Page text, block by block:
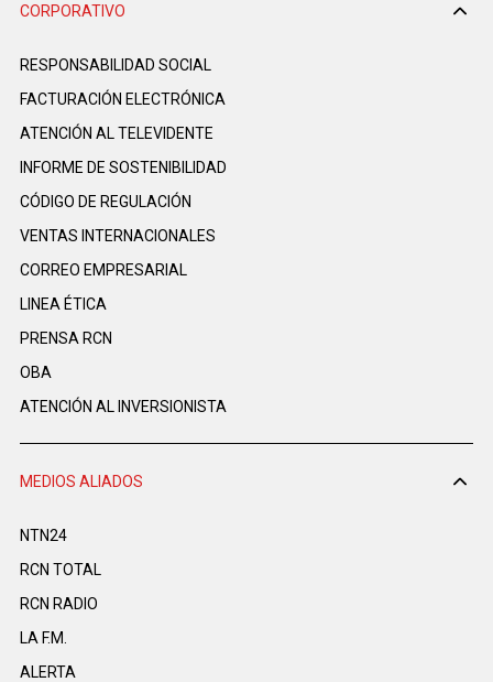
CORPORATIVO
RESPONSABILIDAD SOCIAL
FACTURACIÓN ELECTRÓNICA
ATENCIÓN AL TELEVIDENTE
INFORME DE SOSTENIBILIDAD
CÓDIGO DE REGULACIÓN
VENTAS INTERNACIONALES
CORREO EMPRESARIAL
LINEA ÉTICA
PRENSA RCN
OBA
ATENCIÓN AL INVERSIONISTA
MEDIOS ALIADOS
NTN24
RCN TOTAL
RCN RADIO
LA F.M.
ALERTA